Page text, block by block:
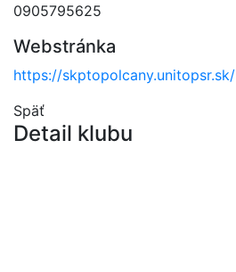
0905795625
Webstránka
https://skptopolcany.unitopsr.sk/
Späť
Detail klubu